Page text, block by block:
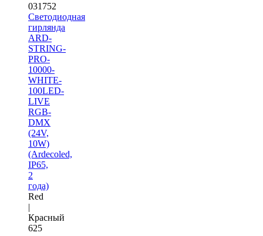
031752
Светодиодная
гирлянда
ARD-
STRING-
PRO-
10000-
WHITE-
100LED-
LIVE
RGB-
DMX
(24V,
10W)
(Ardecoled,
IP65,
2
года)
Red
|
Красный
625